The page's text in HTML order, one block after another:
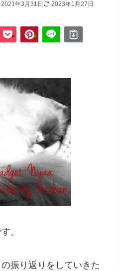
2021年3月31日 2023年1月27日
。
振り返りをしていきた